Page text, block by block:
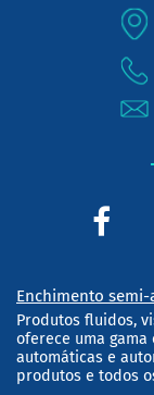
Enchimento
Produtos fluidos,
oferece uma
automáticas e
produtos e todos